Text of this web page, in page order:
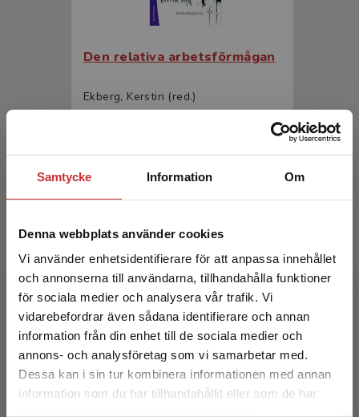
Samtycke Information Om
Denna webbplats använder cookies
Vi använder enhetsidentifierare för att anpassa innehållet
och annonserna till användarna, tillhandahålla funktioner
för sociala medier och analysera vår trafik. Vi
vidarebefordrar även sådana identifierare och annan
information från din enhet till de sociala medier och
annons- och analysföretag som vi samarbetar med.
Dessa kan i sin tur kombinera informationen med annan
information som du har tillhandahållit eller som de har
Begränsad fraktregion
Det verkar som att du besöker
Den relativa arbetsförmågan
Ekberg, Kerstin (red.)
Den relativa arbetsförmågan
Ekberg, Kerstin (red.)
216 kr inkl. moms
Exkl. moms: 204 kr